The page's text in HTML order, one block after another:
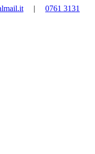
| 0761 3131